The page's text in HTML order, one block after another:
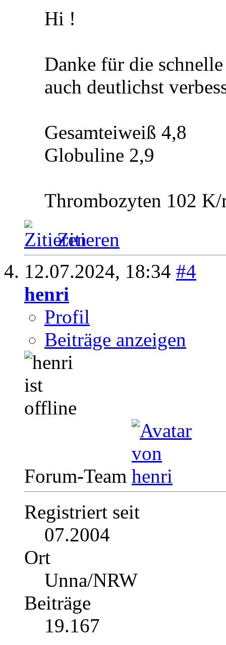
Hi !
Danke für die
auch deutlichst
Gesamteiweiß 4,8
Globuline 2,9
Thrombozyten 102
Zitieren
12.07.2024, 18:34 #4
henri
Profil
Beiträge anzeigen
Forum-Team
Registriert seit
07.2004
Ort
Unna/NRW
Beiträge
19.167